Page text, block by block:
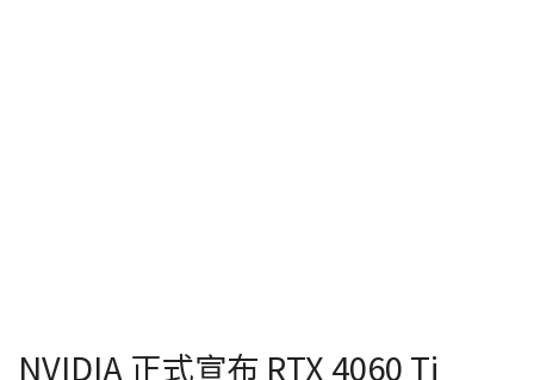
NVIDIA 正式宣布 RTX 4060 Ti